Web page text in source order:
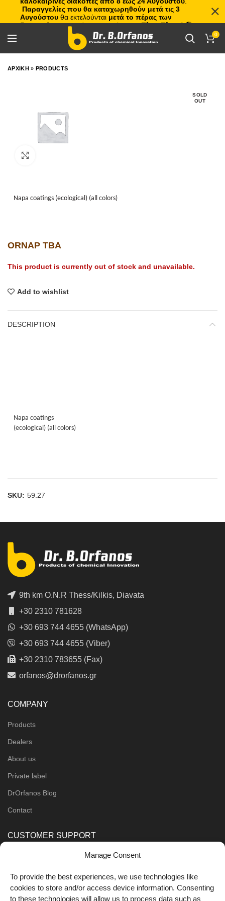
Manage Consent
To provide the best experiences, we use technologies like
cookies to store and/or access device information. Consenting
to these technologies will allow us to process data such as
0
ΑΡΧΙΚΗ» PRODUCTS
SOLD
OUT
Napa coatings (ecological) (all colors)
ORNAP TBA
This product is currently out of stock and unavailable.
Add to wishlist
DESCRIPTION
Napa coatings
(ecological) (all colors)
SKU: 59.27
9th km O.N.R Thess/Kilkis, Diavata
+30 2310 781628
+30 693 744 4655 (WhatsApp)
+30 693 744 4655 (Viber)
+30 2310 783655 (Fax)
orfanos@drorfanos.gr
COMPANY
Products
Dealers
About us
Private label
DrOrfanos Blog
Contact
CUSTOMER SUPPORT
Shipping Methods
FOLLOW US
Παραγγελίες που θα καταχωρηθούν μετά τις 3
Αυγούστου θα εκτελούνται μετά το πέρας των
διακοπών, με σειρά προτεραιότητας.Πλιτς Πλατς!🏖️🌊